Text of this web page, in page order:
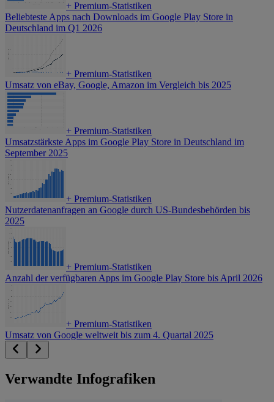
+ Premium-Statistiken
Beliebteste Apps nach Downloads im Google Play Store in
Deutschland im Q1 2026
+ Premium-Statistiken
Umsatz von eBay, Google, Amazon im Vergleich bis 2025
+ Premium-Statistiken
Umsatzstärkste Apps im Google Play Store in Deutschland im
September 2025
+ Premium-Statistiken
Nutzerdatenanfragen an Google durch US-Bundesbehörden bis
2025
+ Premium-Statistiken
Anzahl der verfügbaren Apps im Google Play Store bis April 2026
+ Premium-Statistiken
Umsatz von Google weltweit bis zum 4. Quartal 2025
Verwandte Infografiken